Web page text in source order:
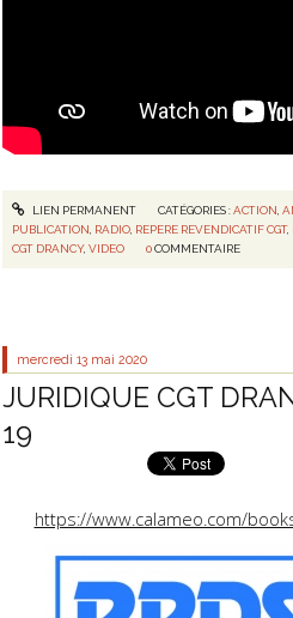
LIEN PERMANENT CATÉGORIES :ACTION
PUBLICATION RADIO REPERE REVENDICATIF CGT,
CGT DRANCY,VIDEO 0 COMMENTAIRE
mercredi 13 mai 2020
JURIDIQUE CGT
19
https://www.calameo.com/